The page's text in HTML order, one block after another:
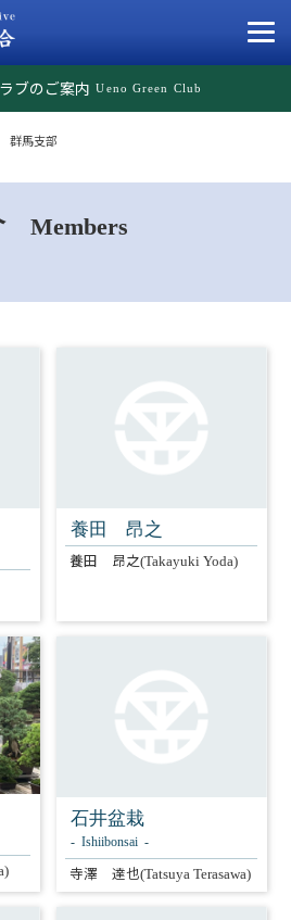
ブのご案内 Ueno Green Club
群馬支部
Members
養田 昂之
養田 昂之(Takayuki Yoda)
石井盆栽
Ishiibonsai
寺澤 達也(Tatsuya Terasawa)